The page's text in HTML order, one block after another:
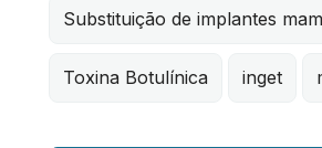
Substituição de implantes
Toxina Botulínica inget